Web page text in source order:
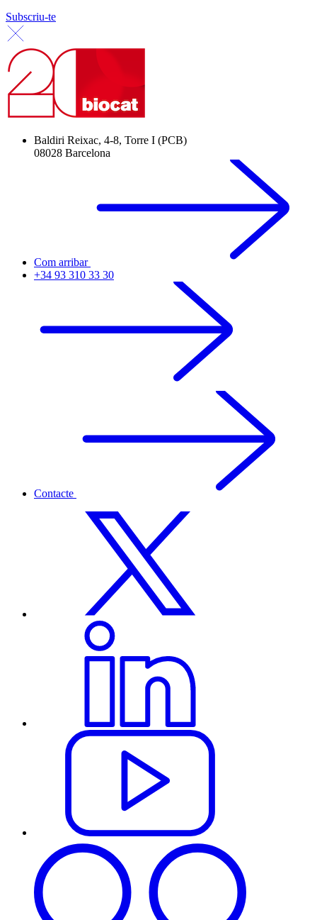
Subscriu-te
Baldiri Reixac, 4-8, Torre I (PCB)
08028 Barcelona
Com arribar
+34 93 310 33 30
Contacte